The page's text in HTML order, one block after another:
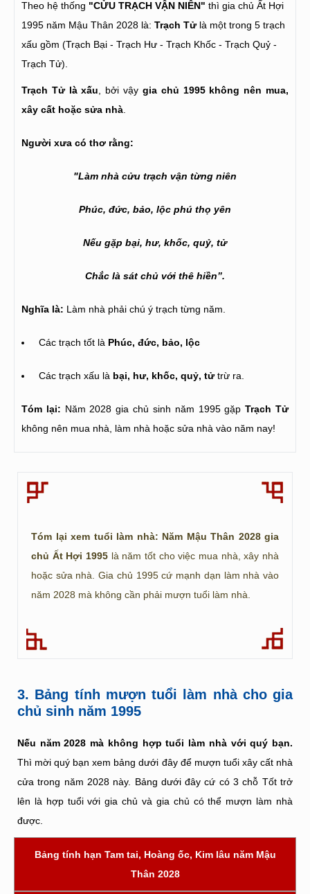
Theo hệ thống "CỬU TRẠCH VẬN NIÊN" thì gia chủ Ất Hợi
1995 năm Mậu Thân 2028 là: Trạch Tửlà một trong 5 trạch
xấu gồm (Trạch Bại - Trạch Hư - Trạch Khốc - Trạch Quỷ -
Trạch Tử).
Trạch Tử là xấu , bởi vậy gia chủ 1995 không nên mua,
xây cất hoặc sửa nhà
Người xưa có thơ rằng:
"Làm nhà cửu trạch vận từng niên
Phúc, đức, bảo, lộc phú thọ yên
Nếu gặp bại, hư, khốc, quỷ, tử
Chắc là sát chủ với thê hiền”.
Nghĩa là: Làm nhà phải chú ý trạch từng năm.
Các trạch tốt là Phúc, đức, bảo, lộc
Các trạch xấu là bại, hư, khốc, quỷ, tửtrừ ra.
Tóm lại: Năm 2028 gia chủ sinh năm 1995 gặpTrạch Tử
không nên mua nhà, làm nhà hoặc sửa nhà vào năm nay!
Tóm lại xem tuổi làm nhà: Năm Mậu Thân 2028 gia
chủ Ất Hợi 1995 là năm tốt cho việc mua nhà, xây nhà
hoặc sửa nhà. Gia chủ 1995 cứ mạnh dạn làm nhà vào
năm 2028 mà không cần phải mượn tuổi làm nhà.
3. Bảng tính mượn tuổi làm nhà cho gia
chủ sinh năm 1995
Nếu năm 2028 mà không hợp tuổi làm nhà với quý bạn.
Thì mời quý bạn xem bảng dưới đây để mượn tuổi xây cất nhà
cửa trong năm 2028 này. Bảng dưới đây cứ có 3 chỗ Tốt trở
lên là hợp tuổi với gia chủ và gia chủ có thể mượn làm nhà
được.
Bảng tính hạn Tam tai, Hoàng ốc, Kim lâu năm Mậu
Thân 2028